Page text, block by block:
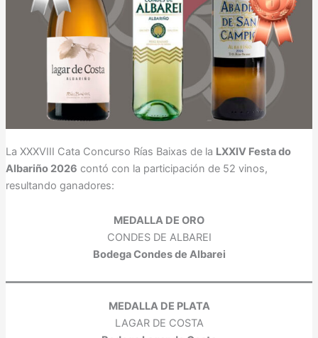
La XXXVIII Cata Concurso Rías Baixas de la LXXIV Festa do
Albariño 2026 contó con la participación de 52 vinos,
resultando ganadores:
MEDALLA DE ORO
CONDES DE ALBAREI
Bodega Condes de Albarei
MEDALLA DE PLATA
LAGAR DE COSTA